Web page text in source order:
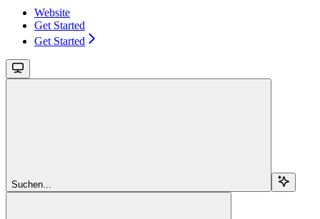
Website
Get Started
Get Started
Suchen...